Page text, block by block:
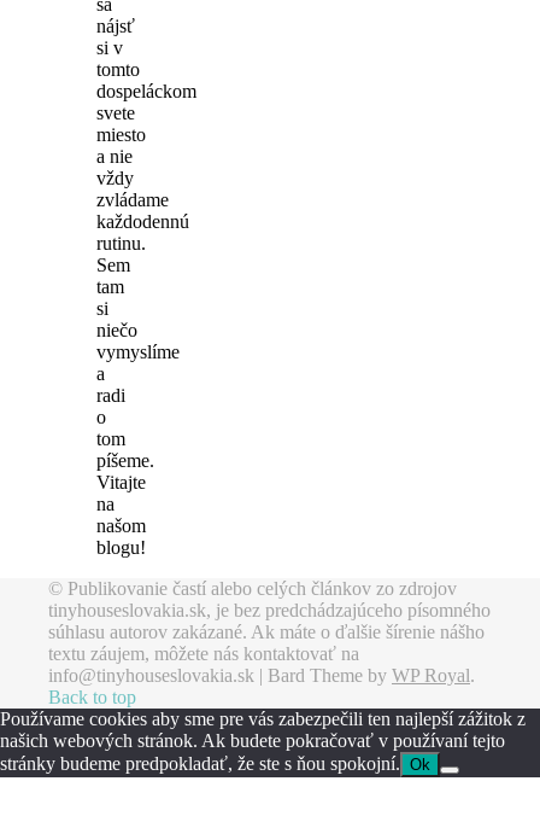
sa
nájsť
si v
tomto
dospeláckom
svete
miesto
a nie
vždy
zvládame
každodennú
rutinu.
Sem
tam
si
niečo
vymyslíme
a
radi
o
tom
píšeme.
Vitajte
na
našom
blogu!
© Publikovanie častí alebo celých článkov zo zdrojov
tinyhouseslovakia.sk, je bez predchádzajúceho písomného
súhlasu autorov zakázané. Ak máte o ďalšie šírenie nášho
textu záujem, môžete nás kontaktovať na
info@tinyhouseslovakia.sk | Bard Theme by WP Royal.
Back to top
Používame cookies aby sme pre vás zabezpečili ten najlepší zážitok z
našich webových stránok. Ak budete pokračovať v používaní tejto
stránky budeme predpokladať, že ste s ňou spokojní. Ok